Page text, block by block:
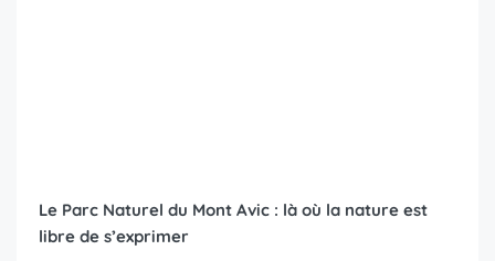
Le Parc Naturel du Mont Avic : là où la nature est
libre de s’exprimer